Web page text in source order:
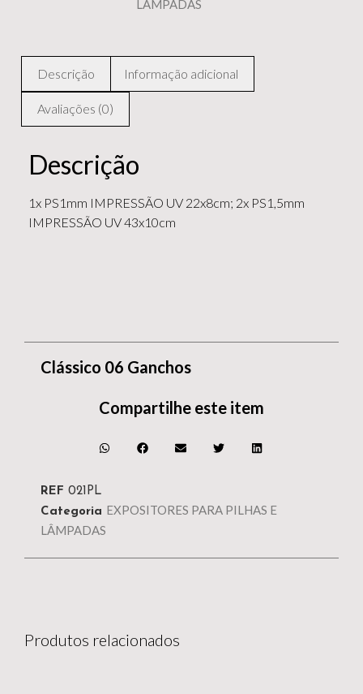
LÂMPADAS
Descrição Informação adicional
Avaliações (0)
Descrição
1x PS1mm IMPRESSÃO UV 22x8cm; 2x PS1,5mm
IMPRESSÃO UV 43x10cm
Clássico 06 Ganchos
Compartilhe este item
REF 021PL
Categoria EXPOSITORES PARA PILHAS E
LÂMPADAS
Produtos relacionados